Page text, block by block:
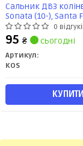
Сальник ДВЗ
Sonata (10-), Santa
(KOS436) (21421-
0
95 ₴ сьогодні
Артикул:
KOS
КУПИТИ